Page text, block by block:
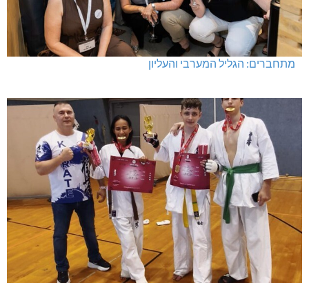
מתחברים: הגליל המערבי והעליון